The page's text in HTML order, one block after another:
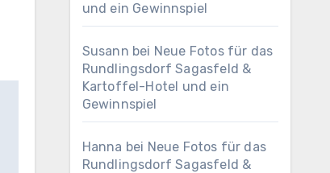
und ein Gewinnspiel
Susann bei Neue Fotos für das
Rundlingsdorf Sagasfeld &
Kartoffel-Hotel und ein
Gewinnspiel
Hanna bei Neue Fotos für das
Rundlingsdorf Sagasfeld &